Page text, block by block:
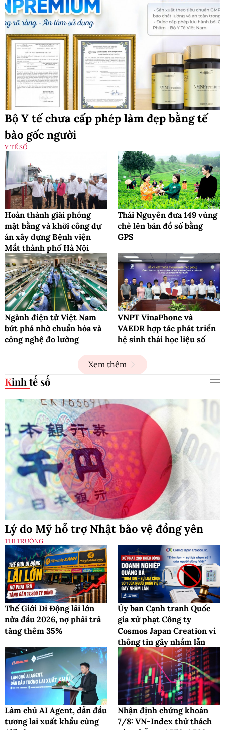
Bộ Y tế chưa cấp phép làm đẹp bằng tế
bào gốc người
Y TẾ SỐ
Hoàn thành giải phóng
mặt bằng và khởi công dự
án xây dựng Bệnh viện
Mắt thành phố Hà Nội
Thái Nguyên đưa 149 vùng
chè lên bản đồ số bằng
GPS
Ngành điện tử Việt Nam
bứt phá nhờ chuẩn hóa và
công nghệ đo lường
VNPT VinaPhone và
VAEDR hợp tác phát triển
hệ sinh thái học liệu số
Xem thêm
Kinh tế số
Lý do Mỹ hỗ trợ Nhật bảo vệ đồng yên
THỊ TRƯỜNG
Thế Giới Di Động lãi lớn
nửa đầu 2026, nợ phải trả
tăng thêm 35%
Ủy ban Cạnh tranh Quốc
gia xử phạt Công ty
Cosmos Japan Creation vì
thông tin gây nhầm lẫn
Làm chủ AI Agent, dẫn đầu
tương lai xuất khẩu cùng
Nhận định chứng khoán
7/8: VN-Index thử thách